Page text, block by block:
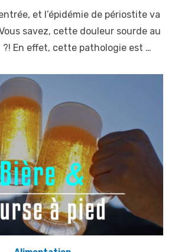
s
e
d
et l’épidémie de périostite va
savez, cette douleur sourde au
En effet, cette pathologie est …